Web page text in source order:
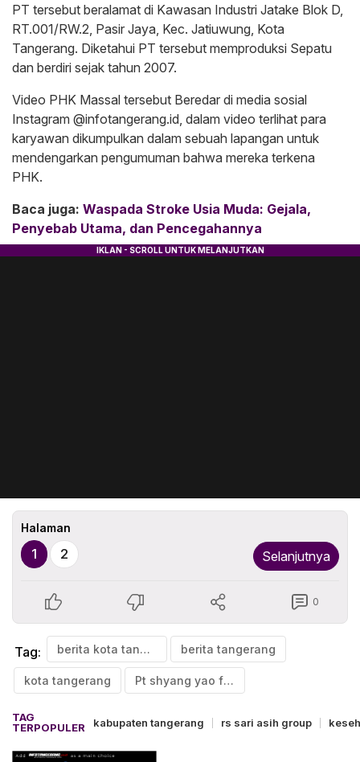
PT tersebut beralamat di Kawasan Industri Jatake Blok D,
RT.001/RW.2, Pasir Jaya, Kec. Jatiuwung, Kota
Tangerang. Diketahui PT tersebut memproduksi Sepatu
dan berdiri sejak tahun 2007.
Video PHK Massal tersebut Beredar di media sosial
Instagram @infotangerang.id, dalam video terlihat para
karyawan dikumpulkan dalam sebuah lapangan untuk
mendengarkan pengumuman bahwa mereka terkena
PHK.
Baca juga: Waspada Stroke Usia Muda: Gejala,
Penyebab Utama, dan Pencegahannya
Halaman
1 2 Selanjutnya
0
Tag: berita kota tangerang berita tangerang
kota tangerang Pt shyang yao fung
TAG
TERPOPULER
kabupaten tangerang rs sari asih group